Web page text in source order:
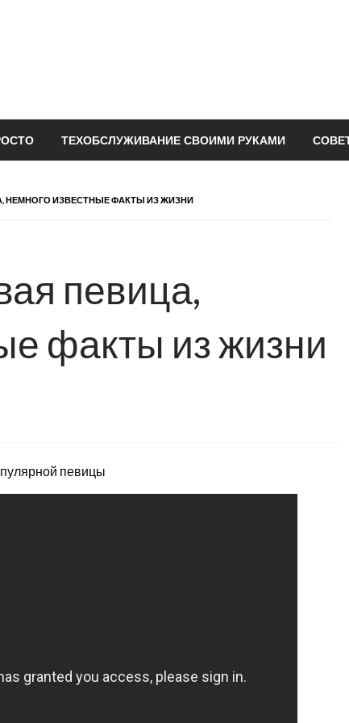
ТЕХОБСЛУЖИВАНИЕ СВОИМИ РУКАМИ
НЕМНОГО ИЗВЕСТНЫЕ ФАКТЫ ИЗ ЖИЗНИ
певица,
факты из жизни